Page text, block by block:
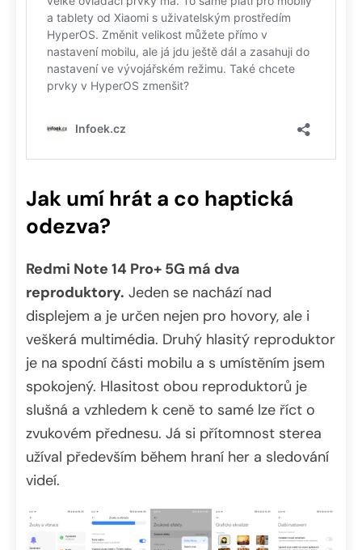
Jak umí hrát a co haptická
odezva?
Redmi Note 14 Pro+ 5G má dva
reproduktory. Jeden se nachází nad
displejem a je určen nejen pro hovory, ale i
veškerá multimédia. Druhý hlasitý reproduktor
je na spodní části mobilu a s umístěním jsem
spokojený. Hlasitost obou reproduktorů je
slušná a vzhledem k ceně to samé lze říct o
zvukovém přednesu. Já si přítomnost sterea
užíval především během hraní her a sledování
videí.